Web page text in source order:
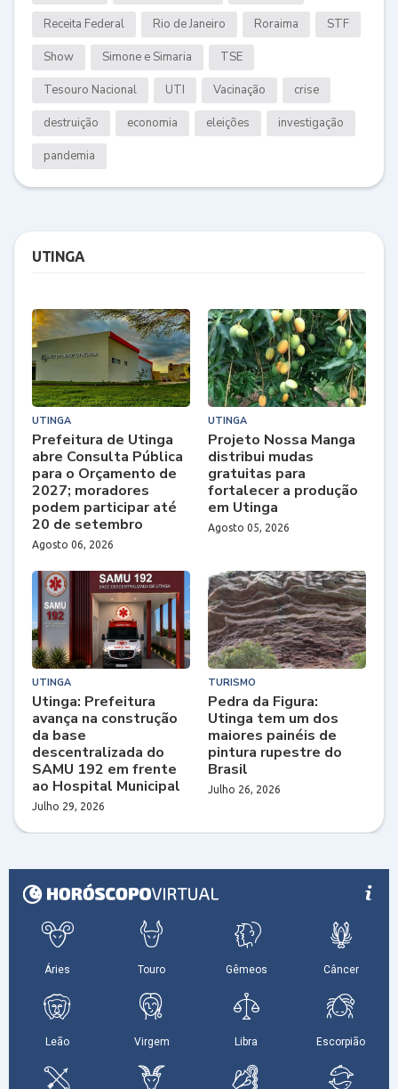
Receita Federal Rio de Janeiro Roraima STF
Show Simone e Simaria TSE
Tesouro Nacional UTI Vacinação crise
destruição economia eleições investigação
pandemia
UTINGA
UTINGA
Prefeitura de Utinga
abre Consulta Pública
para o Orçamento de
2027; moradores
podem participar até
20 de setembro
Agosto 06, 2026
UTINGA
Projeto Nossa Manga
distribui mudas
gratuitas para
fortalecer a produção
em Utinga
Agosto 05, 2026
UTINGA
Utinga: Prefeitura
avança na construção
da base
descentralizada do
SAMU 192 em frente
ao Hospital Municipal
Julho 29, 2026
TURISMO
Pedra da Figura:
Utinga tem um dos
maiores painéis de
pintura rupestre do
Brasil
Julho 26, 2026